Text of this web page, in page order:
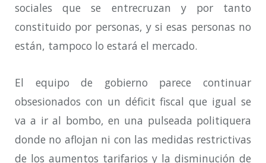
sociales que se entrecruzan y por tanto
constituido por personas, y si esas personas no
están, tampoco lo estará el mercado.
El equipo de gobierno parece continuar
obsesionados con un déficit fiscal que igual se
va a ir al bombo, en una pulseada politiquera
donde no aflojan ni con las medidas restrictivas
de los aumentos tarifarios y la disminución de